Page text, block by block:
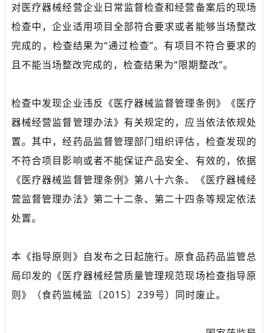
对医疗器械经营企业日常监督检查和经营备案后的现场
检查中，企业适用项目全部符合要求或者能够当场整改
完成的，检查结果为“通过检查”。有项目不符合要求的
且不能当场整改完成的，检查结果为“限期整改”。
检查中发现企业违反《医疗器械监督管理条例》《医疗
器械经营监督管理办法》有关规定的，应当依法依规处
置。其中，经药品监督管理部门组织评估，检查发现的
不符合项目影响或者不能保证产品安全、有效的，依据
《医疗器械监督管理条例》第八十六条、《医疗器械经
营监督管理办法》第二十二条、第二十四条等规定依法
处置。
本《指导原则》自发布之日起施行。原食品药品监管总
局印发的《医疗器械经营质量管理规范现场检查指导原
则》（食药监械监〔2015〕239号）同时废止。